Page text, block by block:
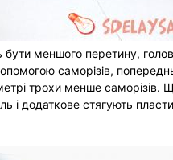
меншого перетину,
саморізів,
трохи менше саморізів.
і додаткове стягують